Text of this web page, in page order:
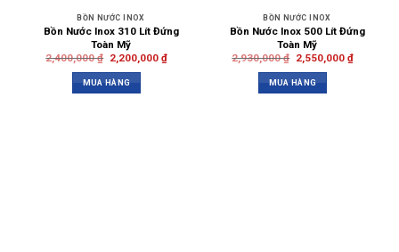
BỒN NƯỚC INOX
Bồn Nước Inox 310 Lít Đứng
Toàn Mỹ
2,400,000₫ 2,200,000 ₫
MUA HÀNG
BỒN NƯỚC INOX
Bồn Nước Inox 500 Lít Đứng
Toàn Mỹ
2,930,000₫ 2,550,000 ₫
MUA HÀNG